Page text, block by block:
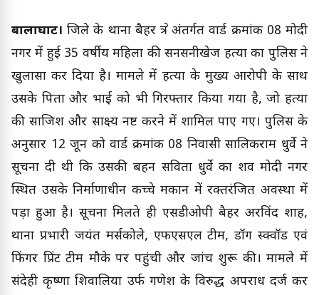
बालाघाट। जिले के थाना बैहर क्षेत्र अंतर्गत वार्ड क्रमांक 08 मोदी
नगर में हुई 35 वर्षीय महिला की सनसनीखेज हत्या का पुलिस ने
खुलासा कर दिया है। मामले में हत्या के मुख्य आरोपी के साथ
उसके पिता और भाई को भी गिरफ्तार किया गया है, जो हत्या
की साजिश और साक्ष्य नष्ट करने में शामिल पाए गए। पुलिस के
अनुसार 12 जून को वार्ड क्रमांक 08 निवासी सालिकराम धुर्वे ने
सूचना दी थी कि उसकी बहन सविता धुर्वे का शव मोदी नगर
स्थित उसके निर्माणाधीन कच्चे मकान में रक्तरंजित अवस्था में
पड़ा हुआ है। सूचना मिलते ही एसडीओपी बैहर अरविंद शाह,
थाना प्रभारी जयंत मर्सकोले, एफएसएल टीम, डॉग स्क्वॉड एवं
फिंगर प्रिंट टीम मौके पर पहुंची और जांच शुरू की। मामले में
संदेही कृष्णा शिवालिया उर्फ गणेश के विरुद्ध अपराध दर्ज कर